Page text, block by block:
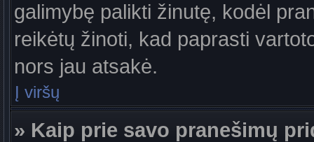
galimybę palikti žinutę, kodėl
reikėtų žinoti, kad paprasti
nors jau atsakė.
Į viršų
» Kaip prie savo pranešimų